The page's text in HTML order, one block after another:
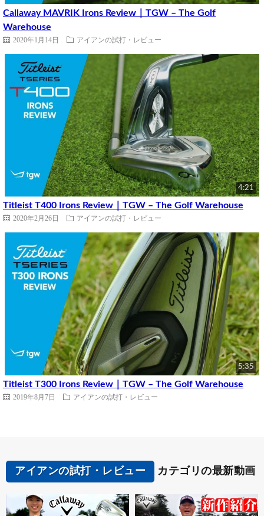
Callaway MAVRIK Irons Review｜TGW – The Golf
Warehouse
2020年1月14日 アイアンの試打・レビュー
4:21
Titleist T400 Irons Review｜TGW – The Golf Warehouse
2020年2月26日 アイアンの試打・レビュー
5:35
Titleist T300 Irons Review｜TGW – The Golf Warehouse
2019年8月7日 アイアンの試打・レビュー
アイアンの試打・レビュー カテゴリの最新動画